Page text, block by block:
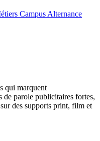
CampusAlternance
qui marquent
de parole publicitaires fortes,
des supports print, film et